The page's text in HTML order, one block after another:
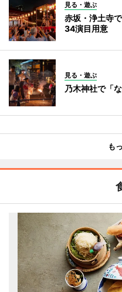
見る・遊ぶ
赤坂・浄土寺
34演目用意
見る・遊ぶ
乃木神社で「
も